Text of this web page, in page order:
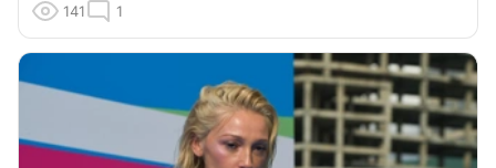
141 1